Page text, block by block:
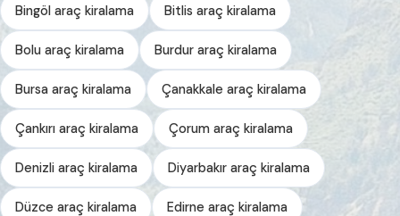
Bingöl araç kiralama Bitlis araç kiralama
Bolu araç kiralama Burdur araç kiralama
Bursa araç kiralama Çanakkale araç kiralama
Çankırı araç kiralama Çorum araç kiralama
Denizli araç kiralama Diyarbakır araç kiralama
Düzce araç kiralama Edirne araç kiralama